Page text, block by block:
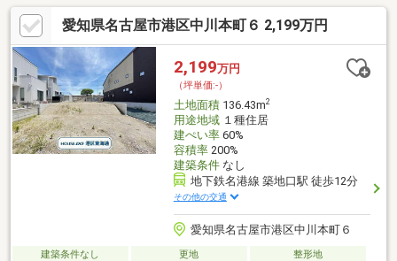
港西小学校 徒歩約5分宝神中学校 徒歩約9分ファミリーマー
ト 十一屋三丁目店 徒歩約4分名古屋稲永郵便局 徒歩約9分十
一屋第二公園 徒歩約5分カインズモール 徒歩約15分
愛知県名古屋市港区中川本町６ 2,199万円
2,199万円
（坪単価:-）
土地面積136.43m2
用途地域１種住居
建ぺい率60%
容積率200%
建築条件なし
地下鉄名港線 築地口駅 徒歩12分
その他の交通
愛知県名古屋市港区中川本町６
建築条件なし 更地 整形地